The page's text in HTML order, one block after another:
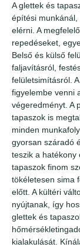
A glettek és
építési
elérni. A
repedéseket,
Belső és külső
faljavításról,
felületsimításról.
figyelembe venni
végeredményt. A
tapaszok is
minden
gyorsan száradó
teszik a hatékony
tapaszok finom
tökéletesen sima
előtt. A kültéri
nyújtanak, így
glettek és
kialakulását.